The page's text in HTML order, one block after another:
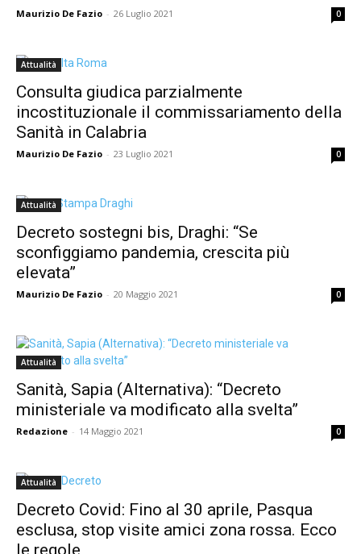
Maurizio De Fazio - 26 Luglio 2021 0
Attualità
Consulta giudica parzialmente
incostituzionale il commissariamento della
Sanità in Calabria
Maurizio De Fazio - 23 Luglio 2021 0
Attualità
Decreto sostegni bis, Draghi: “Se
sconfiggiamo pandemia, crescita più
elevata”
Maurizio De Fazio - 20 Maggio 2021 0
Attualità
Sanità, Sapia (Alternativa): “Decreto
ministeriale va modificato alla svelta”
Redazione - 14 Maggio 2021 0
Attualità
Decreto Covid: Fino al 30 aprile, Pasqua
esclusa, stop visite amici zona rossa. Ecco
le regole